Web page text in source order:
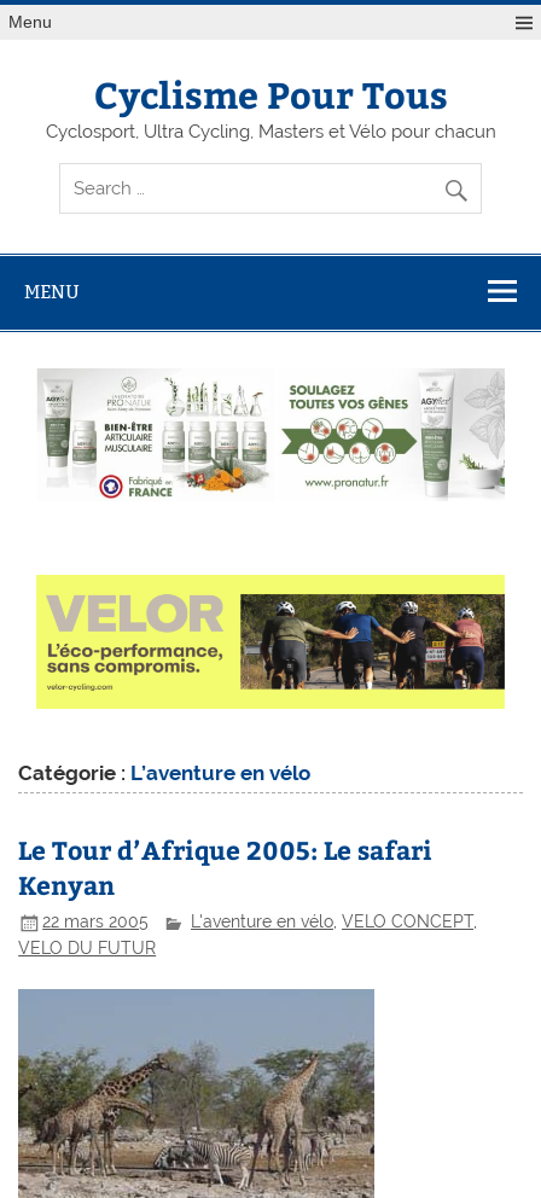
Menu
Cyclisme Pour Tous
Cyclosport, Ultra Cycling, Masters et Vélo pour chacun
MENU
Catégorie : L’aventure en vélo
Le Tour d’Afrique 2005: Le safari
Kenyan
22 mars 2005 L'aventure en vélo,VELO CONCEPT,
VELO DU FUTUR